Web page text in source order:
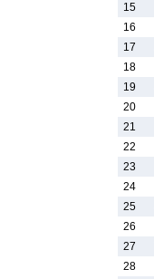
15
16
17
18
19
20
21
22
23
24
25
26
27
28